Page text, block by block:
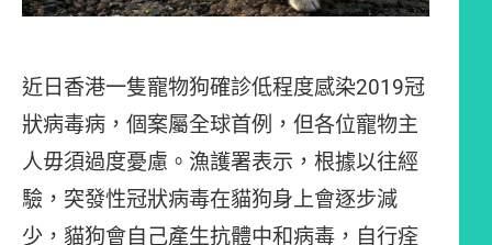
近日香港一隻寵物狗確診低程度感染2019冠
狀病毒病，個案屬全球首例，但各位寵物主
人毋須過度憂慮。漁護署表示，根據以往經
驗，突發性冠狀病毒在貓狗身上會逐步減
少，貓狗會自己產生抗體中和病毒，自行痊